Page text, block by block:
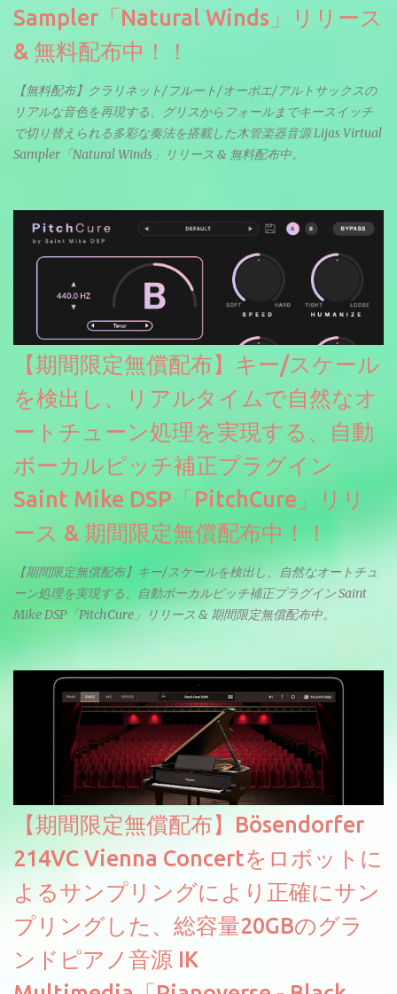
Sampler「Natural Winds」リリース
& 無料配布中！！
【無料配布】クラリネット/フルート/オーボエ/アルトサックスの
リアルな音色を再現する、グリスからフォールまでキースイッチ
で切り替えられる多彩な奏法を搭載した木管楽器音源 Lijas Virtual
Sampler「Natural Winds」リリース & 無料配布中。
【期間限定無償配布】キー/スケール
を検出し、リアルタイムで自然なオ
ートチューン処理を実現する、自動
ボーカルピッチ補正プラグイン
Saint Mike DSP「PitchCure」リリ
ース & 期間限定無償配布中！！
【期間限定無償配布】キー/スケールを検出し、自然なオートチュ
ーン処理を実現する、自動ボーカルピッチ補正プラグイン Saint
Mike DSP「PitchCure」リリース & 期間限定無償配布中。
【期間限定無償配布】Bösendorfer
214VC Vienna Concertをロボットに
よるサンプリングにより正確にサン
プリングした、総容量20GBのグラ
ンドピアノ音源 IK